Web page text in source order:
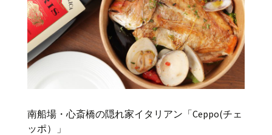
南船場・心斎橋の隠れ家イタリアン「Ceppo(チェ
ッポ）」